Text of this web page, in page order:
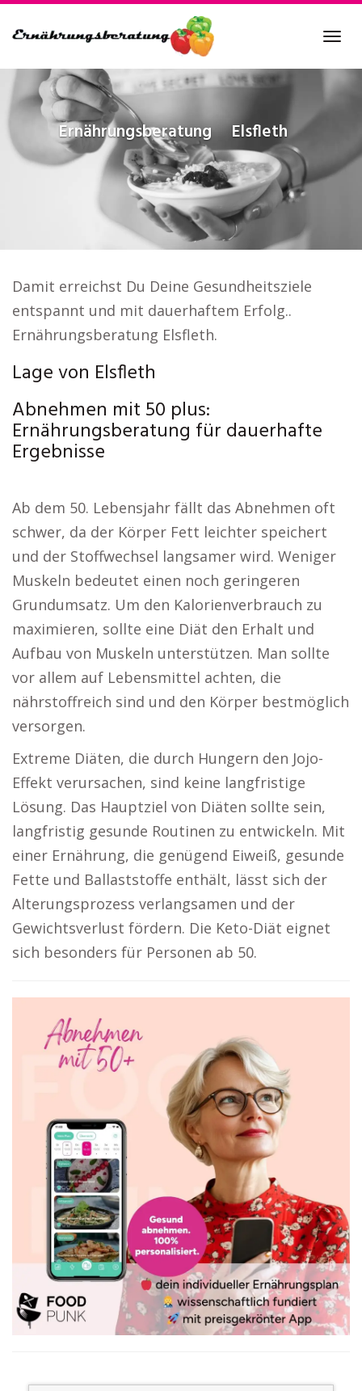
to
content
Ernährungsberatung Elsfleth
Damit erreichst Du Deine Gesundheitsziele
entspannt und mit dauerhaftem Erfolg..
Ernährungsberatung Elsfleth.
Lage von Elsfleth
Abnehmen mit 50 plus:
Ernährungsberatung für dauerhafte
Ergebnisse
Ab dem 50. Lebensjahr fällt das Abnehmen oft
schwer, da der Körper Fett leichter speichert
und der Stoffwechsel langsamer wird. Weniger
Muskeln bedeutet einen noch geringeren
Grundumsatz. Um den Kalorienverbrauch zu
maximieren, sollte eine Diät den Erhalt und
Aufbau von Muskeln unterstützen. Man sollte
vor allem auf Lebensmittel achten, die
nährstoffreich sind und den Körper bestmöglich
versorgen.
Extreme Diäten, die durch Hungern den Jojo-
Effekt verursachen, sind keine langfristige
Lösung. Das Hauptziel von Diäten sollte sein,
langfristig gesunde Routinen zu entwickeln. Mit
einer Ernährung, die genügend Eiweiß, gesunde
Fette und Ballaststoffe enthält, lässt sich der
Alterungsprozess verlangsamen und der
Gewichtsverlust fördern. Die Keto-Diät eignet
sich besonders für Personen ab 50.